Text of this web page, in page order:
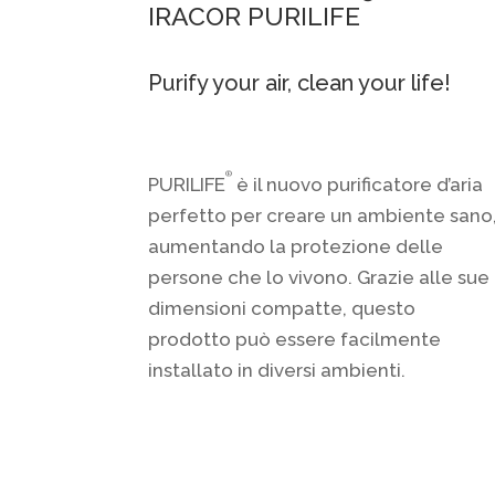
IRACOR PURILIFE
Purify your air, clean your life!
PURILIFE
®
è il nuovo purificatore d’aria
perfetto per creare un ambiente
aumentando la protezione delle
persone che lo vivono. Grazie alle sue
dimensioni compatte, questo
prodotto può essere facilmente
installato in diversi ambienti.